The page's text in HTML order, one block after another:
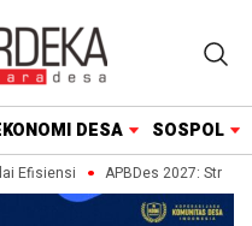
DESA SOSPOL
Efisiensi APBDes 2027: Strategi